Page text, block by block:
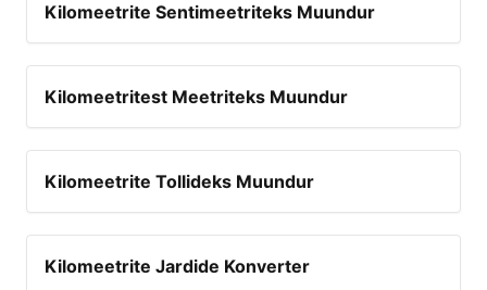
Kilomeetrite Sentimeetriteks Muundur
Kilomeetritest Meetriteks Muundur
Kilomeetrite Tollideks Muundur
Kilomeetrite Jardide Konverter